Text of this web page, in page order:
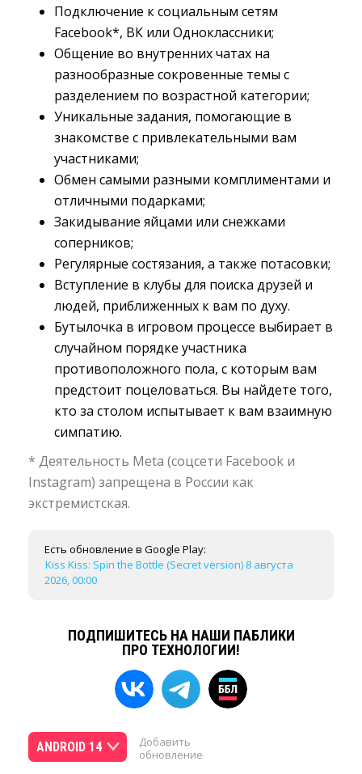
Подключение к социальным сетям
Facebook*, ВК или Одноклассники;
Общение во внутренних чатах на
разнообразные сокровенные темы с
разделением по возрастной категории;
Уникальные задания, помогающие в
знакомстве с привлекательными вам
участниками;
Обмен самыми разными комплиментами и
отличными подарками;
Закидывание яйцами или снежками
соперников;
Регулярные состязания, а также потасовки;
Вступление в клубы для поиска друзей и
людей, приближенных к вам по духу.
Бутылочка в игровом процессе выбирает в
случайном порядке участника
противоположного пола, с которым вам
предстоит поцеловаться. Вы найдете того,
кто за столом испытывает к вам взаимную
симпатию.
* Деятельность Meta (соцсети Facebook и
Instagram) запрещена в России как
экстремистская.
Есть обновление в Google Play:
Kiss Kiss: Spin the Bottle (Secret version) 8 августа
2026, 00:00
ПОДПИШИТЕСЬ НА НАШИ ПАБЛИКИ
ПРО ТЕХНОЛОГИИ!
ANDROID 14
Добавить
обновление